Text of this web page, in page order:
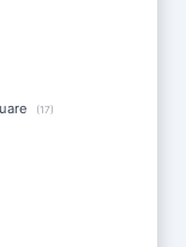
(17)